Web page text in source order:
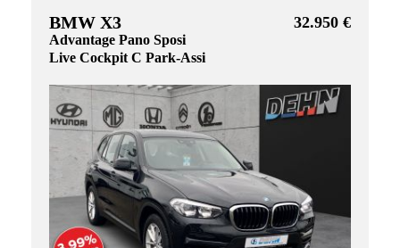
BMW X3
Advantage Pano Sposi
Live Cockpit C Park-Assi
32.950 €